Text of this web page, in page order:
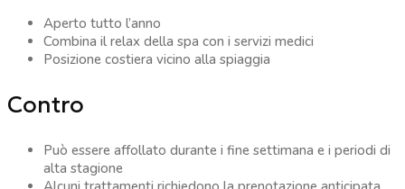
Aperto tutto l’anno
Combina il relax della spa con i servizi medici
Posizione costiera vicino alla spiaggia
Contro
Può essere affollato durante i fine settimana e i periodi di
alta stagione